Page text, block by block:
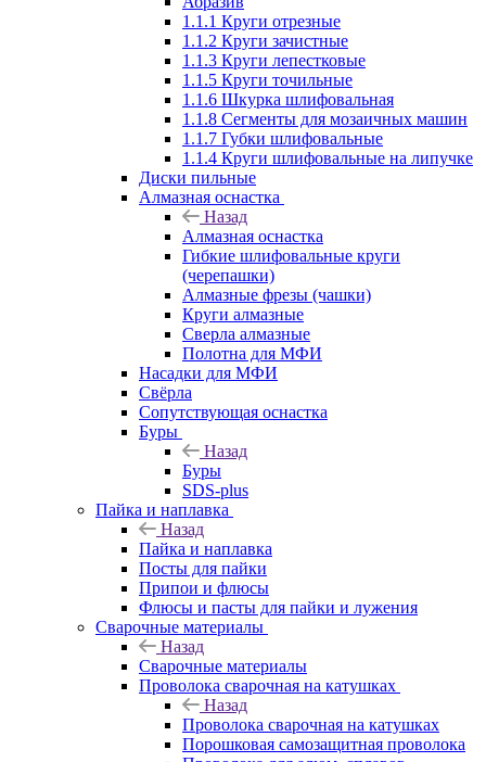
1.1.1 Круги отрезные
1.1.2 Круги зачистные
1.1.3 Круги лепестковые
1.1.5 Круги точильные
1.1.6 Шкурка шлифовальная
1.1.8 Сегменты для мозаичных машин
1.1.7 Губки шлифовальные
1.1.4 Круги шлифовальные на липучке
Диски пильные
Алмазная оснастка
Назад
Алмазная оснастка
Гибкие шлифовальные круги
(черепашки)
Алмазные фрезы (чашки)
Круги алмазные
Сверла алмазные
Полотна для МФИ
Насадки для МФИ
Свёрла
Сопутствующая оснастка
Буры
Назад
Буры
SDS-plus
Пайка и наплавка
Назад
Пайка и наплавка
Посты для пайки
Припои и флюсы
Флюсы и пасты для пайки и лужения
Сварочные материалы
Назад
Сварочные материалы
Проволока сварочная на катушках
Назад
Проволока сварочная на катушках
Порошковая самозащитная проволока